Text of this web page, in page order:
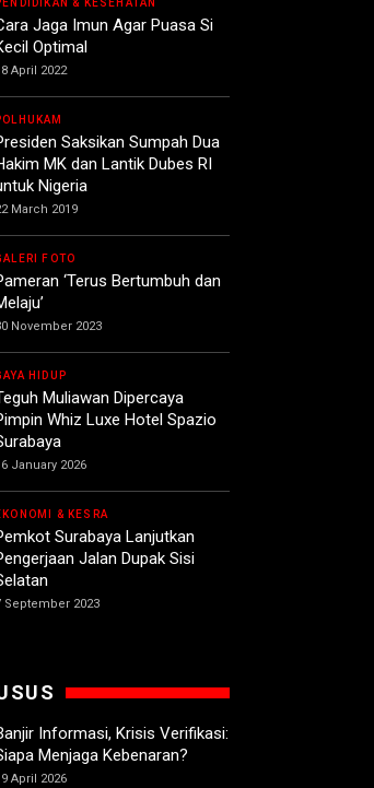
& KESEHATAN
Jaga Imun Agar Puasa Si
Optimal
April 2022
Saksikan Sumpah Dua
MK dan Lantik Dubes RI
Nigeria
March 2019
FOTO
‘Terus Bertumbuh dan
November 2023
HIDUP
Muliawan Dipercaya
Whiz Luxe Hotel Spazio
January 2026
& KESRA
Surabaya Lanjutkan
Jalan Dupak Sisi
September 2023
Informasi, Krisis Verifikasi:
Menjaga Kebenaran?
April 2026